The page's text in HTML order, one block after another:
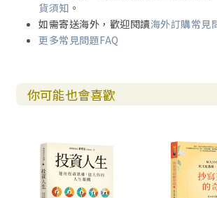
貨須知 。
如需寄送海外，歡迎閱讀海外訂購常見
更多常見問題FAQ
你可能也會喜歡